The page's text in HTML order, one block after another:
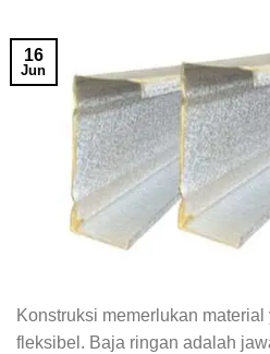
16
Jun
Konstruksi memerlukan material
fleksibel. Baja ringan adalah